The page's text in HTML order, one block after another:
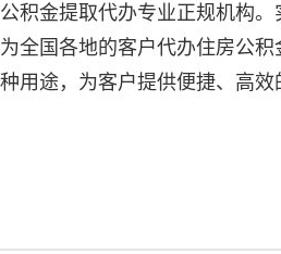
积金提取代办专业正规机构
全国各地的客户代办住房公
用途，为客户提供便捷、高效